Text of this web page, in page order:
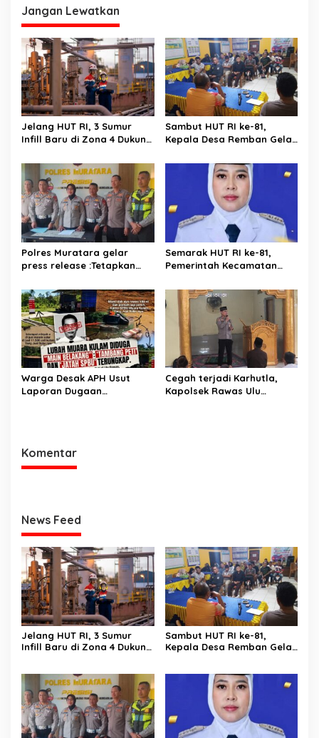
Musi Rawas Utara
Jangan Lewatkan
Jelang HUT RI, 3 Sumur
Infill Baru di Zona 4 Dukung
Sambut HUT RI ke-81,
Kepala Desa Remban Gelar
Panitia
Polres Muratara gelar
press release :Tetapkan
Tersangka Kecelakaan
Maut antara Bus ALS dan
Tangki BBM Tewaskan 19
Orang
Semarak HUT RI ke-81,
Pemerintah Kecamatan
Lomba
Warga Desak APH Usut
Laporan Dugaan
Cegah terjadi Karhutla,
Kapolsek Rawas Ulu
Komentar
News Feed
Jelang HUT RI, 3 Sumur
Infill Baru di Zona 4 Dukung
Sambut HUT RI ke-81,
Kepala Desa Remban Gelar